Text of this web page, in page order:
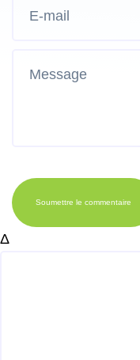
Soumettre le commentaire
Δ